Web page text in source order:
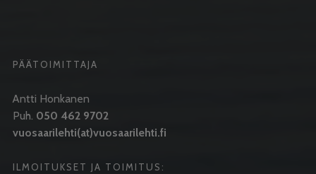
PÄÄTOIMITTAJA
Antti Honkanen
Puh. 050 462 9702
vuosaarilehti(at)vuosaarilehti.fi
ILMOITUKSET JA TOIMITUS: